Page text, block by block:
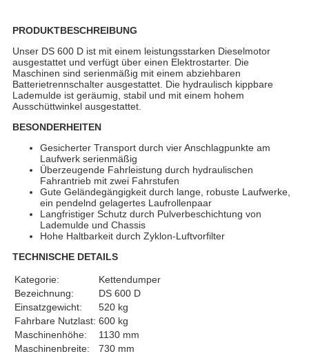
PRODUKTBESCHREIBUNG
Unser DS 600 D ist mit einem leistungsstarken Dieselmotor
ausgestattet und verfügt über einen Elektrostarter. Die
Maschinen sind serienmäßig mit einem abziehbaren
Batterietrennschalter ausgestattet. Die hydraulisch kippbare
Lademulde ist geräumig, stabil und mit einem hohem
Ausschüttwinkel ausgestattet.
BESONDERHEITEN
Gesicherter Transport durch vier Anschlagpunkte am
Laufwerk serienmäßig
Überzeugende Fahrleistung durch hydraulischen
Fahrantrieb mit zwei Fahrstufen
Gute Geländegängigkeit durch lange, robuste Laufwerke,
ein pendelnd gelagertes Laufrollenpaar
Langfristiger Schutz durch Pulverbeschichtung von
Lademulde und Chassis
Hohe Haltbarkeit durch Zyklon-Luftvorfilter
TECHNISCHE DETAILS
Kategorie:
Kettendumper
Bezeichnung:
DS 600 D
Einsatzgewicht:
520 kg
Fahrbare Nutzlast: 600 kg
Maschinenhöhe:
1130 mm
Maschinenbreite:
730 mm